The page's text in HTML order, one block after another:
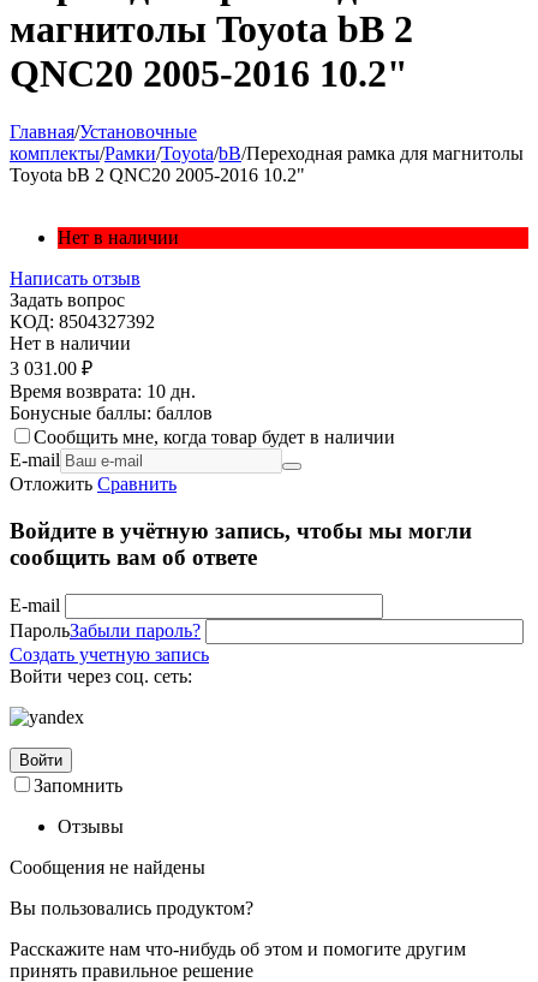
магнитолы Toyota bB 2
QNC20 2005-2016 10.2"
Главная/Установочные
комплекты/Рамки/Toyota/bB/Переходная рамка для магнитолы
Toyota bB 2 QNC20 2005-2016 10.2"
Нет в наличии
Написать отзыв
Задать вопрос
КОД: 8504327392
Нет в наличии
3 031.00 ₽
Время возврата: 10 дн.
Бонусные баллы: баллов
Сообщить мне, когда товар будет в наличии
E-mail
Отложить Сравнить
Войдите в учётную запись, чтобы мы могли
сообщить вам об ответе
E-mail
ПарольЗабыли пароль?
Создать учетную запись
Войти через соц. сеть:
Войти
Запомнить
Отзывы
Сообщения не найдены
Вы пользовались продуктом?
Расскажите нам что-нибудь об этом и помогите другим
принять правильное решение